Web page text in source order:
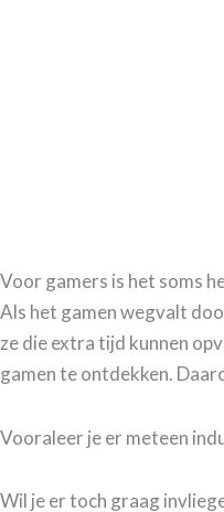
Voor gamers is het soms
Als het gamen wegvalt
ze die extra tijd kunnen
gamen te ontdekken.
Vooraleer je er meteen
Wil je er toch graag